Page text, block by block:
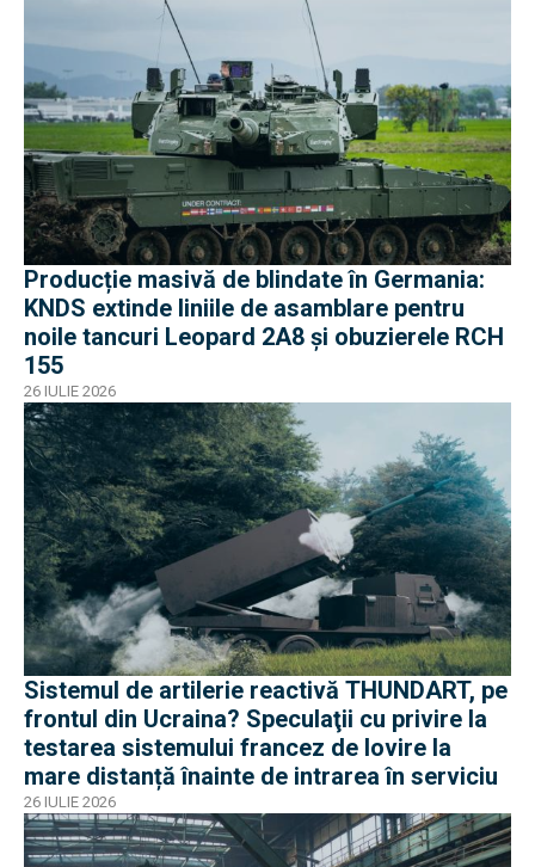
Producție masivă de blindate în Germania:
KNDS extinde liniile de asamblare pentru
noile tancuri Leopard 2A8 și obuzierele RCH
155
26 IULIE 2026
Sistemul de artilerie reactivă THUNDART, pe
frontul din Ucraina? Speculaţii cu privire la
testarea sistemului francez de lovire la
mare distanță înainte de intrarea în serviciu
26 IULIE 2026